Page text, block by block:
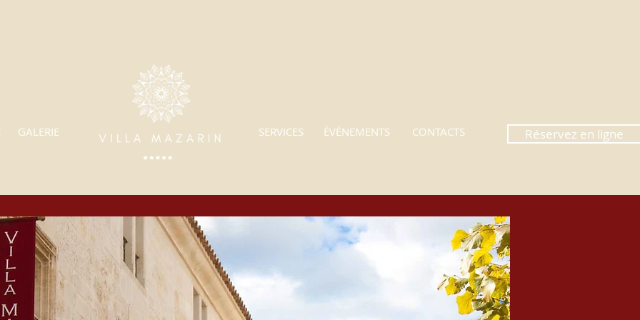
GALERIE SERVICES ÉVÉNEMENTS CONTACTS Réservez en ligne